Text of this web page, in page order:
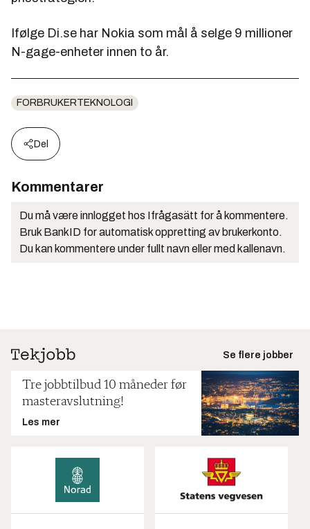
Ifølge Di.se har Nokia som mål å selge 9 millioner
N-gage-enheter innen to år.
FORBRUKERTEKNOLOGI
Del
Kommentarer
Du må være innlogget hos Ifrågasätt for å kommentere.
Bruk BankID for automatisk oppretting av brukerkonto.
Du kan kommentere under fullt navn eller med kallenavn.
Se flere jobber
Tre jobbtilbud 10 måneder før
masteravslutning!
Les mer